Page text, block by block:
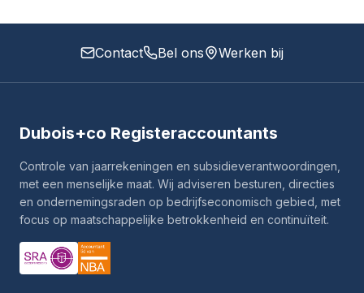
Contact Bel ons Werken bij
Dubois+co Registeraccountants
Controle van jaarrekeningen en subsidieverantwoordingen,
met een menselijke maat. Wij adviseren besturen, directies
en ondernemingsraden op bedrijfseconomisch gebied, met
focus op maatschappelijke betrokkenheid en continuïteit.